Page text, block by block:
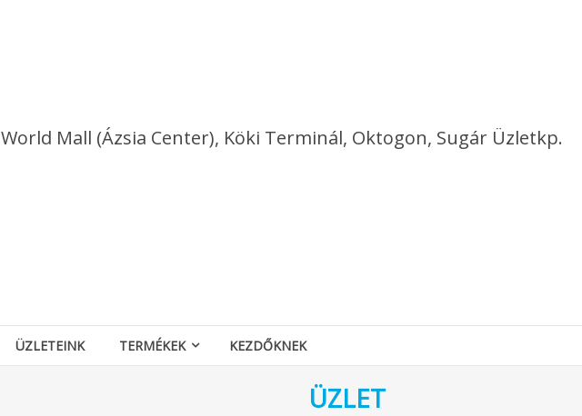
World Mall (Ázsia Center), Köki Terminál, Oktogon, Sugár Üzletkp.
ÜZLETEINK TERMÉKEK KEZDŐKNEK
ÜZLET